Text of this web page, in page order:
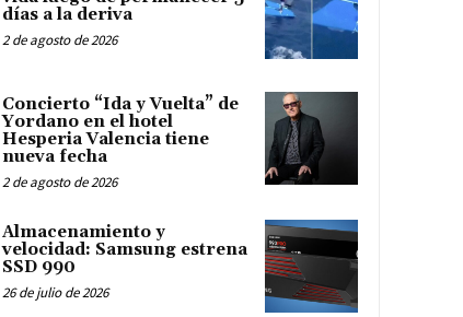
días a la deriva
2 de agosto de 2026
Concierto “Ida y Vuelta” de
Yordano en el hotel
Hesperia Valencia tiene
nueva fecha
2 de agosto de 2026
Almacenamiento y
velocidad: Samsung estrena
SSD 990
26 de julio de 2026